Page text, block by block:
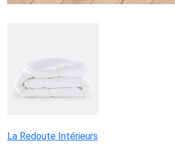
La Redoute Intérieurs